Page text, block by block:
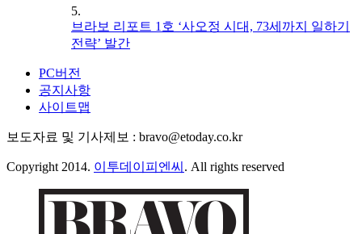
5.
브라보 리포트 1호 ‘사오정 시대, 73세까지 일하기
전략’ 발간
PC버전
공지사항
사이트맵
보도자료 및 기사제보 : bravo@etoday.co.kr
Copyright 2014. 이투데이피엔씨 . All rights reserved